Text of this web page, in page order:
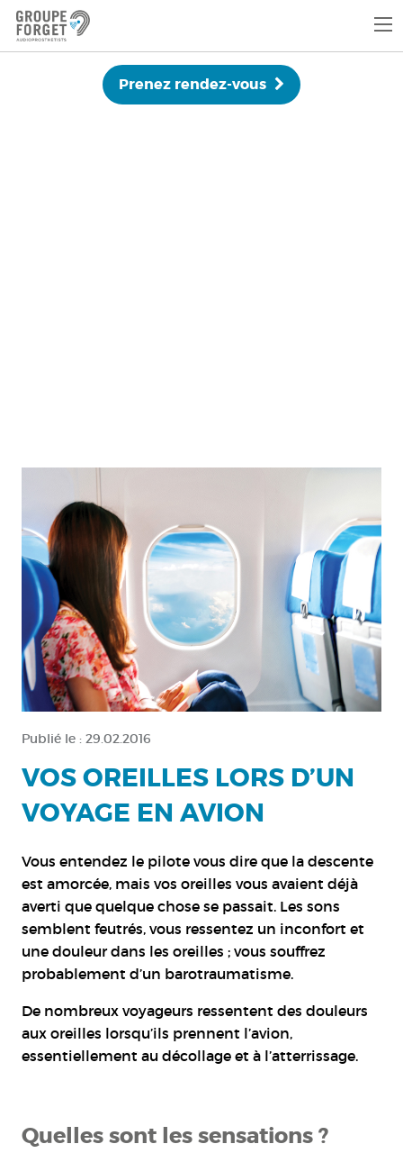
Prenez rendez-vous
Publié le : 29.02.2016
VOS OREILLES LORS D’UN
VOYAGE EN AVION
Vous entendez le pilote vous dire que la descente
est amorcée, mais vos oreilles vous avaient déjà
averti que quelque chose se passait. Les sons
semblent feutrés, vous ressentez un inconfort et
une douleur dans les oreilles ; vous souffrez
probablement d’un barotraumatisme.
De nombreux voyageurs ressentent des douleurs
aux oreilles lorsqu’ils prennent l’avion,
essentiellement au décollage et à l’atterrissage.
Quelles sont les sensations ?